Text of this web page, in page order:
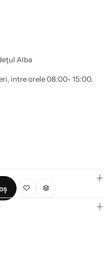
Alba
intre orele 08:00- 15:00.